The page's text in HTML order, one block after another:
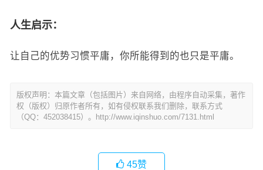
人生启示：
让自己的优势习惯平庸，你所能得到的也只是平庸。
版权声明：本篇文章（包括图片）来自网络，由程序自动采集，著作
权（版权）归原作者所有，如有侵权联系我们删除，联系方式
（QQ：452038415）。http://www.iqinshuo.com/7131.html
45赞